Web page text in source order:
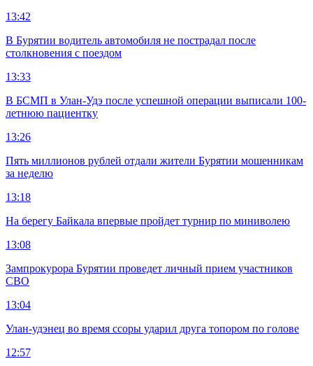
13:42
В Бурятии водитель автомобиля не пострадал после
столкновения с поездом
13:33
В БСМП в Улан-Удэ после успешной операции выписали 100-
летнюю пациентку
13:26
Пять миллионов рублей отдали жители Бурятии мошенникам
за неделю
13:18
На берегу Байкала впервые пройдет турнир по миниволею
13:08
Зампрокурора Бурятии проведет личный прием участников
СВО
13:04
Улан-удэнец во время ссоры ударил друга топором по голове
12:57